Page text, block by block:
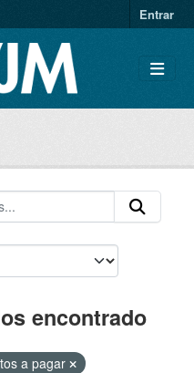
Entrar
encontrado
a pagar